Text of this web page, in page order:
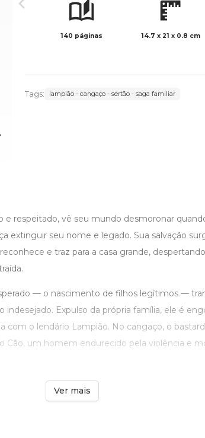
140 páginas 14.7 x 21 x 0.8 cm
Tags: lampião - cangaço - sertão - saga familiar
respeitado, vê seu mundo desmoronar
extinguir seu nome e legado. Sua salvação
e traz para a casa grande,
— o nascimento de filhos legítimos —
Expulso da própria família, ele é
com o lendário Lampião. No cangaço, o
Cão, um homem endurecido pela violência e
Ver mais